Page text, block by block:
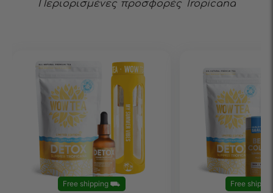
Περιορισμένες προσφορές Tropicana
Free shipping⛟ Free